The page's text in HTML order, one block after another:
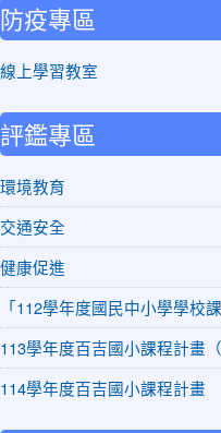
防疫專區
線上學習教室
評鑑專區
環境教育
交通安全
健康促進
「112學年度國民中小學學校
113學年度百吉國小課程計畫
114學年度百吉國小課程計畫